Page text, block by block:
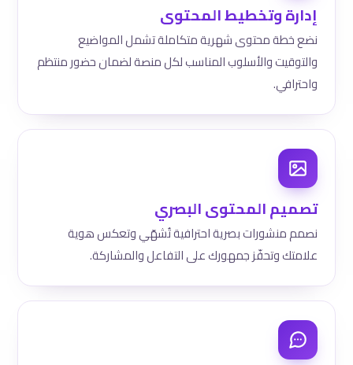
إدارة وتخطيط المحتوى
نضع خطة محتوى شهرية متكاملة تشمل المواضيع
والتوقيت والأسلوب المناسب لكل منصة لضمان حضور منتظم
واحترافي.
تصميم المحتوى البصري
نصمم منشورات بصرية احترافية تُشهّي وتعكس هوية
علامتك وتحفّز جمهورك على التفاعل والمشاركة.